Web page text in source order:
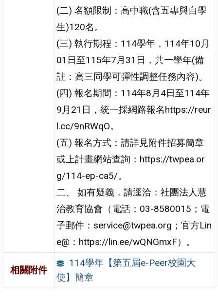
(二) 名額限制：高中職(含五專與自學
生)120名。
(三) 執行期程：114學年，114年10月
01日至115年7月31日，共一學年(備
註：高三同學可彈性調整任務內容)。
(四) 報名期間：114年8月4日至114年
9月21日，統一採網路報名https://reur
l.cc/9nRWqO。
(五) 報名方式：請詳見附件招募簡章
或上計畫網站查詢：https://twpea.or
g/114-ep-ca5/。
二、 如有疑義，請逕洽：社團法人慧
治教育協會（電話：03-8580015；電
子郵件：service@twpea.org；官方Lin
e@：https://lin.ee/wQNGmxF）。
相關附件
114學年【第五屆e-Peer校園大
使】簡章